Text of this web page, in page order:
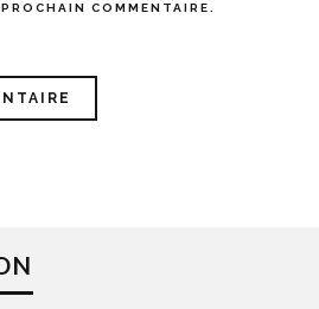
COMMENTAIRE.